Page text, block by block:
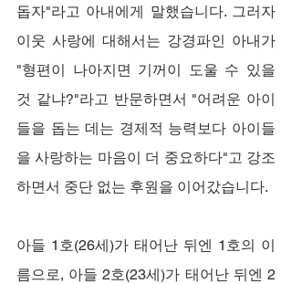
돕자"라고 아내에게 말했습니다. 그러자
이웃 사랑에 대해서는 강경파인 아내가
"형편이 나아지면 기꺼이 도울 수 있을
것 같냐?"라고 반문하면서 "어려운 아이
들을 돕는 데는 경제적 능력보다 아이들
을 사랑하는 마음이 더 중요하다"고 강조
하면서 중단 없는 후원을 이어갔습니다.
아들 1호(26세)가 태어난 뒤엔 1호의 이
름으로, 아들 2호(23세)가 태어난 뒤엔 2